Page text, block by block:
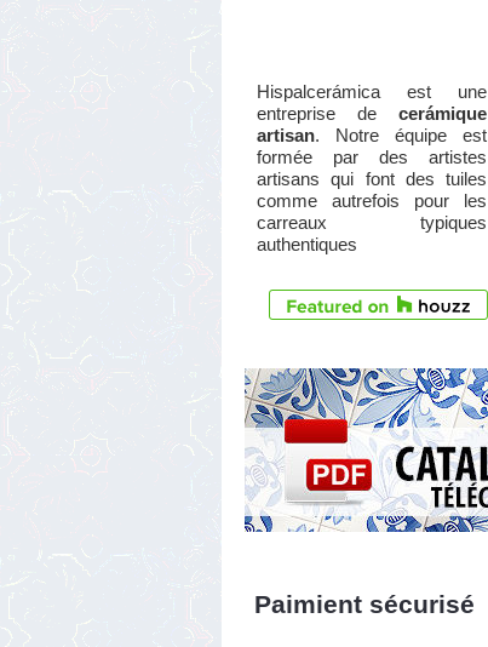
Hispalcerámica est une
entreprise de cerámique
artisan. Notre équipe est
formée par des artistes
artisans qui font des tuiles
comme autrefois pour les
carreaux typiques
authentiques
Paimient sécurisé